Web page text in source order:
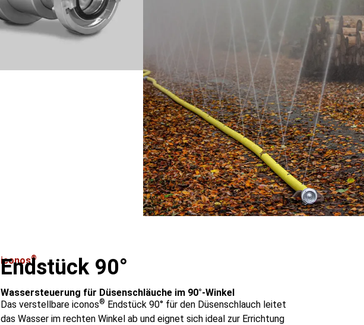
iconos®
Endstück 90°
Wassersteuerung für Düsenschläuche im 90°-Winkel
Das verstellbare iconos® Endstück 90° für den Düsenschlauch leitet
das Wasser im rechten Winkel ab und eignet sich ideal zur Errichtung